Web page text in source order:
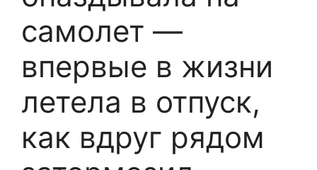
самолет —
впервые в жизни
летела в отпуск,
как вдруг рядом